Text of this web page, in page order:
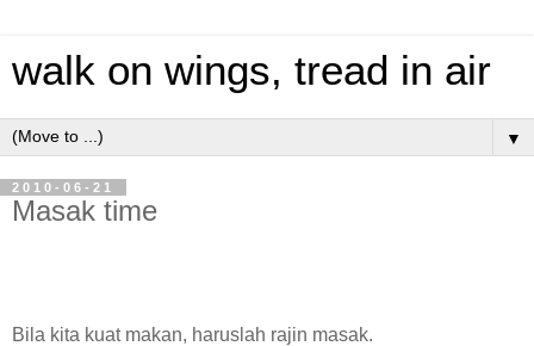
walk on wings, tread in air
▼
2010-06-21
Masak time
Bila kita kuat makan, haruslah rajin masak.